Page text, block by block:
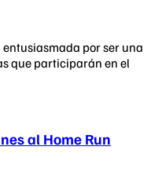
por ser una
que participarán en el
al Home Run